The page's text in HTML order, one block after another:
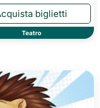
Teatro